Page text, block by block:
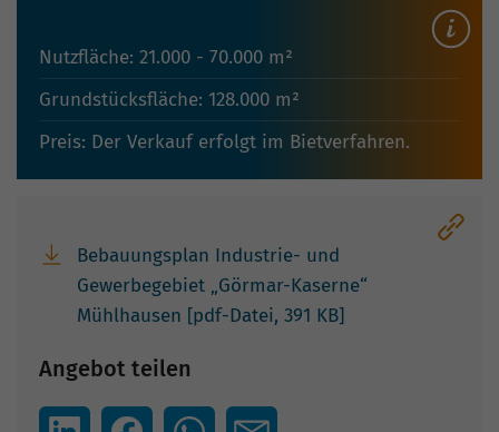
Nutzfläche: 21.000 - 70.000 m²
Grundstücksfläche: 128.000 m²
Preis: Der Verkauf erfolgt im Bietverfahren.
Bebauungsplan Industrie- und
Gewerbegebiet „Görmar-Kaserne“
Mühlhausen [pdf-Datei, 391 KB]
Angebot teilen